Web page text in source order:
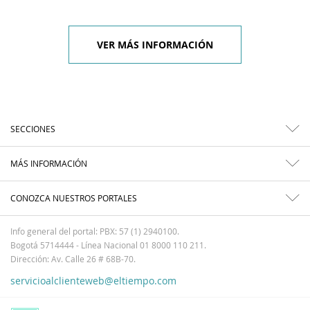
VER MÁS INFORMACIÓN
SECCIONES
MÁS INFORMACIÓN
CONOZCA NUESTROS PORTALES
Info general del portal: PBX: 57 (1) 2940100.
Bogotá 5714444 - Línea Nacional 01 8000 110 211.
Dirección: Av. Calle 26 # 68B-70.
servicioalclienteweb@eltiempo.com